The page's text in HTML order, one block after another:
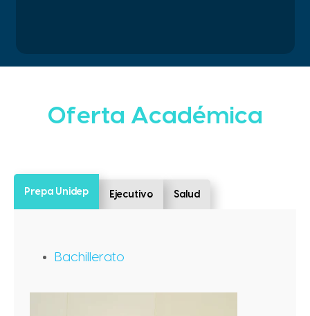
Oferta Académica
Prepa Unidep Ejecutivo Salud
Bachillerato